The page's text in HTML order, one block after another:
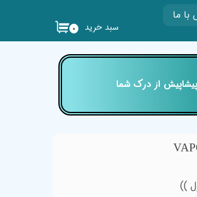
ما
۰ سبد خرید
))
پیشاپیش از درک شما